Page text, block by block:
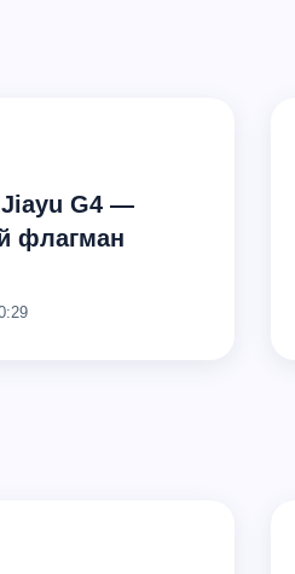
флагман